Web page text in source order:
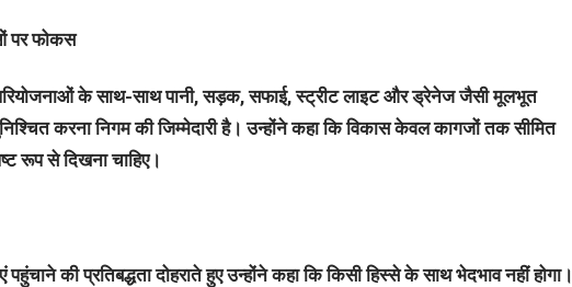
पर फोकस
परियोजनाओं के साथ-साथ पानी, सड़क, सफाई, स्ट्रीट लाइट और ड्रेनेज जैसी मूलभूत
करना निगम की जिम्मेदारी है। उन्होंने कहा कि विकास केवल कागजों तक सीमित
रूप से दिखना चाहिए।
पहुंचाने की प्रतिबद्धता दोहराते हुए उन्होंने कहा कि किसी हिस्से के साथ भेदभाव नहीं होगा।